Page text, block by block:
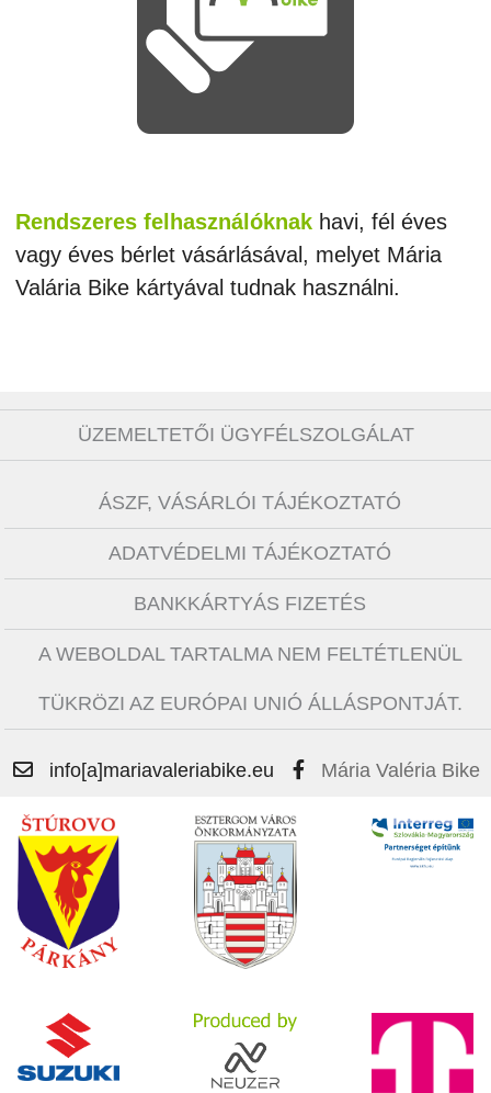
Rendszeres felhasználóknak havi, fél éves
vagy éves bérlet vásárlásával, melyet Mária
Valária Bike kártyával tudnak használni.
ÜZEMELTETŐI ÜGYFÉLSZOLGÁLAT
ÁSZF, VÁSÁRLÓI TÁJÉKOZTATÓ
ADATVÉDELMI TÁJÉKOZTATÓ
BANKKÁRTYÁS FIZETÉS
A WEBOLDAL TARTALMA NEM FELTÉTLENÜL
TÜKRÖZI AZ EURÓPAI UNIÓ ÁLLÁSPONTJÁT.
info[a]mariavaleriabike.eu Mária Valéria Bike